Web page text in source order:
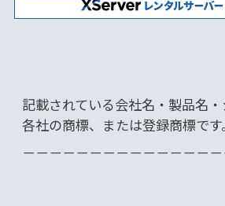
記載されている会社名・製品名・
各社の商標、または登録商標です。
－－－－－－－－－－－－－－